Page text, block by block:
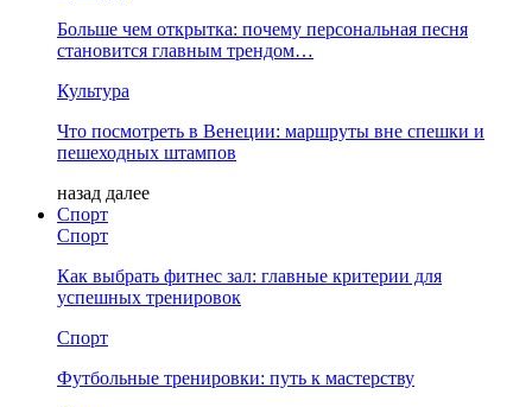
Больше чем открытка: почему персональная песня
становится главным трендом…
Культура
Что посмотреть в Венеции: маршруты вне спешки и
пешеходных штампов
назад далее
Спорт
Спорт
Как выбрать фитнес зал: главные критерии для
успешных тренировок
Спорт
Футбольные тренировки: путь к мастерству